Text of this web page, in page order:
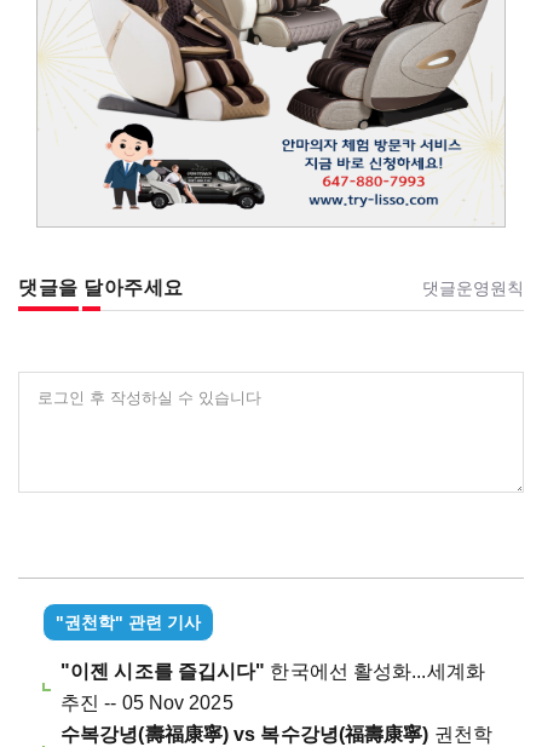
댓글을 달아주세요 댓글운영원칙
로그인 후 작성하실 수 있습니다
"권천학" 관련 기사
"이젠 시조를 즐깁시다" 한국에선 활성화...세계화
추진 -- 05 Nov 2025
수복강녕(壽福康寧) vs 복수강녕(福壽康寧) 권천학